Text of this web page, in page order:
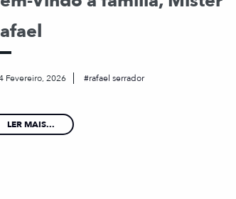
Fevereiro, 2026 rafael serrador
LER MAIS...